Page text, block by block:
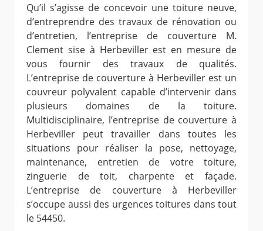
Qu’il s’agisse de concevoir une toiture neuve,
d’entreprendre des travaux de rénovation ou
d’entretien, l’entreprise de couverture M.
Clement sise à Herbeviller est en mesure de
vous fournir des travaux de qualités.
L’entreprise de couverture à Herbeviller est un
couvreur polyvalent capable d’intervenir dans
plusieurs domaines de la toiture.
Multidisciplinaire, l’entreprise de couverture à
Herbeviller peut travailler dans toutes les
situations pour réaliser la pose, nettoyage,
maintenance, entretien de votre toiture,
zinguerie de toit, charpente et façade.
L’entreprise de couverture à Herbeviller
s’occupe aussi des urgences toitures dans tout
le 54450.